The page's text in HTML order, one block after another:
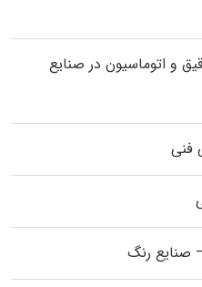
و اتوماسیون در صنایع
فنی
صنایع رنگ